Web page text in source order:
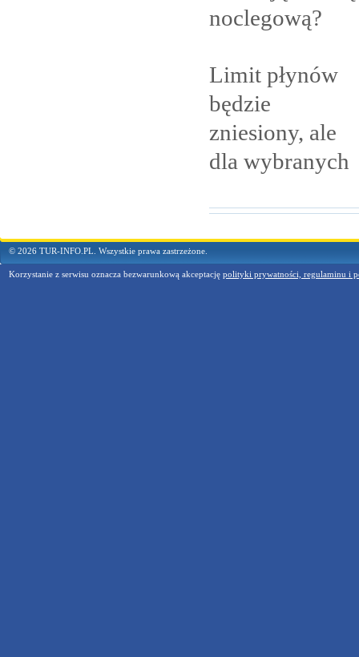
noclegową?
Limit płynów
będzie
zniesiony, ale
dla wybranych
© 2026 TUR-INFO.PL. Wszystkie prawa zastrzeżone.
Korzystanie z serwisu oznacza bezwarunkową akceptację polityki prywatności, regulaminu i